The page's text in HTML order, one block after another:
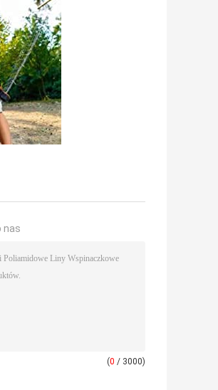
nas
(0 / 3000)